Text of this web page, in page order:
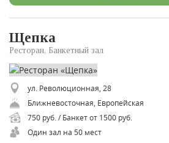
Щепка
Ресторан, Банкетный зал
ул. Революционная, 28
Ближневосточная, Европейская
750 руб. / Банкет от 1500 руб.
Один зал на 50 мест